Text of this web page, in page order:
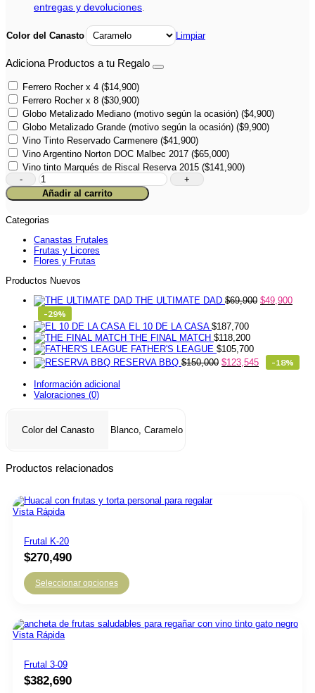
entregas y devoluciones
Color del Canasto Limpiar
Adiciona Productos a tu Regalo
Ferrero Rocher x 4 ($14,900)
Ferrero Rocher x 8 ($30,900)
Globo Metalizado Mediano (motivo según la ocasión) ($4,900)
Globo Metalizado Grande (motivo según la ocasión) ($9,900)
Vino Tinto Reservado Carmenere ($41,900)
Vino Argentino Norton DOC Malbec 2017 ($65,000)
Vino tinto Marqués de Riscal Reserva 2015 ($141,900)
Jardín
Frutal
cantidad
Añadir al carrito
Categorias
Canastas Frutales
Frutas y Licores
Flores y Frutas
Productos Nuevos
THE ULTIMATE DAD $69,900 $49,900
-29%
EL 10 DE LA CASA $187,700
THE FINAL MATCH $118,200
FATHER'S LEAGUE $105,700
RESERVA BBQ $150,000 $123,545 -18%
Información adicional
Valoraciones (0)
Color del Canasto Blanco, Caramelo
Productos relacionados
Vista Rápida
Frutal K-20
$270,490
Seleccionar opciones
Vista Rápida
Frutal 3-09
$382,690